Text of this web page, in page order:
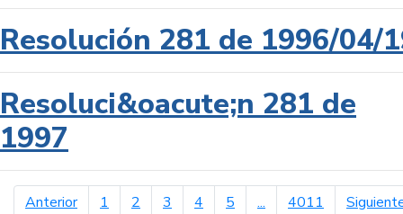
Resolución 281 de 1996/04/
Resoluci&oacute;n 281 de
1997
Anteriorpágina anterior
1 2 3 4 5 ... 4011